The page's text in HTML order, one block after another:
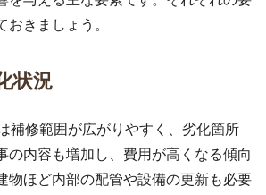
おきましょう。
状況
補修範囲が広がりやすく、劣化箇所
の内容も増加し、費用が高くなる傾向
物ほど内部の配管や設備の更新も必要